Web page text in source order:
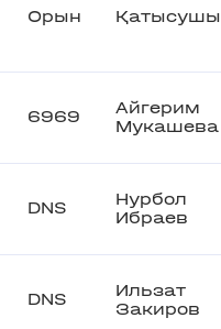
Орын Қатысушы
6969
Айгерим
Мукашева
DNS
Нурбол
Ибраев
DNS
Ильзат
Закиров